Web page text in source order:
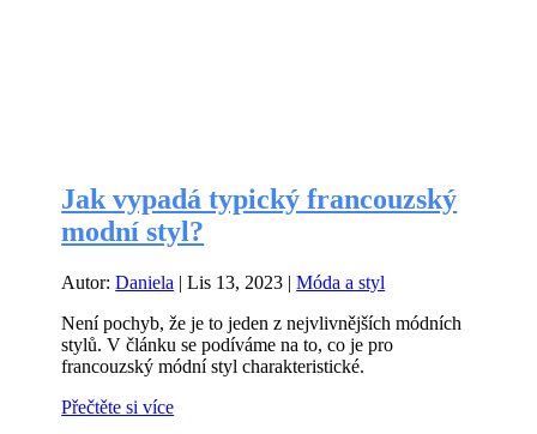
Jak vypadá typický francouzský
modní styl?
Autor:Daniela |Lis 13, 2023 |Móda a styl
Není pochyb, že je to jeden z nejvlivnějších módních
stylů. V článku se podíváme na to, co je pro
francouzský módní styl charakteristické.
Přečtěte si více